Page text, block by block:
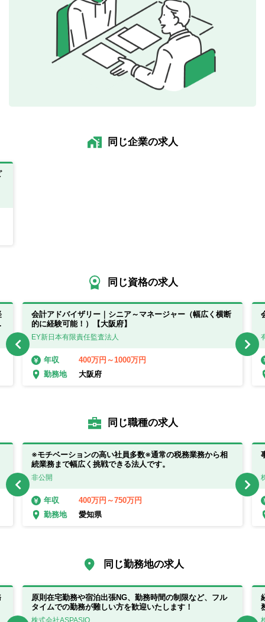
同じ企業の求人
同じ資格の求人
会計アドバイザリー｜シニア～マネージャー（幅広く横断
的に経験可能！）【大阪府】
EY新日本有限責任監査法人
年収
400万円～1000万円
勤務地
大阪府
同じ職種の求人
※モチベーションの高い社員多数※通常の税務業務から相
続業務まで幅広く挑戦できる法人です。
非公開
年収
400万円～750万円
勤務地
愛知県
同じ勤務地の求人
原則在宅勤務や宿泊出張NG、勤務時間の制限など、フル
タイムでの勤務が難しい方を歓迎いたします！